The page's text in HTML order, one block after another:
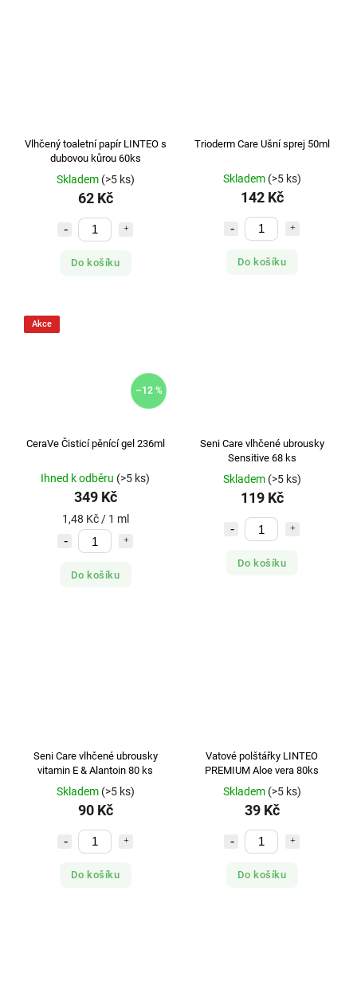
Vlhčený toaletní papír LINTEO s
dubovou kůrou 60ks
Skladem (>5 ks)
62 Kč
Do košíku
Trioderm Care Ušní sprej 50ml
Skladem (>5 ks)
142 Kč
Do košíku
Akce
–12 %
CeraVe Čisticí pěnící gel 236ml
Ihned k odběru (>5 ks)
349 Kč
1,48 Kč / 1 ml
Do košíku
Seni Care vlhčené ubrousky
Sensitive 68 ks
Skladem (>5 ks)
119 Kč
Do košíku
Seni Care vlhčené ubrousky
vitamin E & Alantoin 80 ks
Skladem (>5 ks)
90 Kč
Do košíku
Vatové polštářky LINTEO
PREMIUM Aloe vera 80ks
Skladem (>5 ks)
39 Kč
Do košíku